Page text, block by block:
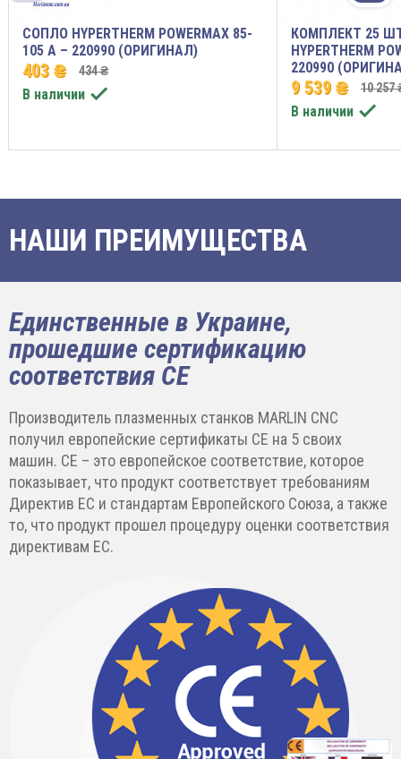
СОПЛО HYPERTHERM POWERMAX 85-
105 A – 220990 (ОРИГИНАЛ)
403 ₴ 434 ₴
В наличии 
КОМПЛЕКТ 25
HYPERTHERM
220990
9 539 ₴ 10 257
В наличии 
НАШИ ПРЕИМУЩЕСТВА
Единственные в Украине,
прошедшие сертификацию
соответствия CE
Производитель плазменных станков MARLIN CNC
получил европейские сертификаты CE на 5 своих
машин. CE – это европейское соответствие, которое
показывает, что продукт соответствует требованиям
Директив ЕС и стандартам Европейского Союза, а также
то, что продукт прошел процедуру оценки соответствия
директивам ЕС.